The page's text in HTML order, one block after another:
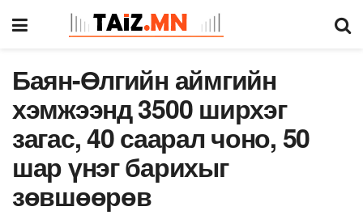
Баян-Өлгийн аймгийн
хэмжээнд 3500 ширхэг
загас, 40 саарал чоно, 50
шар үнэг барихыг
зөвшөөрөв